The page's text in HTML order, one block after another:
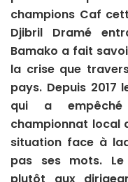
champions Caf
Djibril Dramé
Bamako a fait
la crise que
pays. Depuis 2017
qui a empêché
championnat local
situation face à
pas ses mots. Le